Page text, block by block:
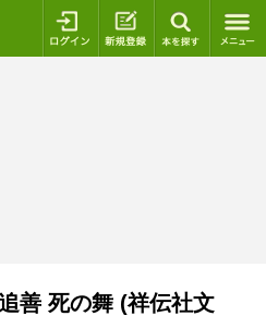
ログイン 新規登録
善 死の舞 (祥伝社文